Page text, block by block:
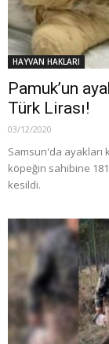
HAYVAN HAKLARI
Pamuk’un
Türk Lirası!
03/12/2020
Samsun'da ayakları
köpeğin sahibine
kesildi.